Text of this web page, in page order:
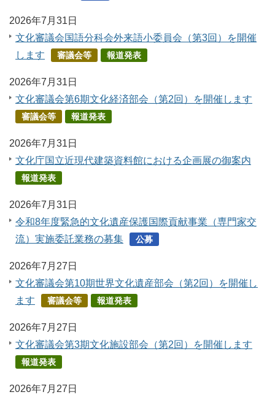
2026年7月31日
文化審議会国語分科会外来語小委員会（第3回）を開催
します
審議会等 報道発表
2026年7月31日
文化審議会第6期文化経済部会（第2回）を開催します
審議会等 報道発表
2026年7月31日
文化庁国立近現代建築資料館における企画展の御案内
報道発表
2026年7月31日
令和8年度緊急的文化遺産保護国際貢献事業（専門家交
流）実施委託業務の募集
公募
2026年7月27日
文化審議会第10期世界文化遺産部会（第2回）を開催し
ます
審議会等 報道発表
2026年7月27日
文化審議会第3期文化施設部会（第2回）を開催します
報道発表
2026年7月27日